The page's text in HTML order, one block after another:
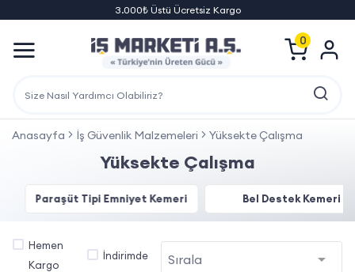
3.000₺ Üstü Ücretsiz Kargo
0
Anasayfa İş Güvenlik Malzemeleri Yüksekte Çalışma
Yüksekte Çalışma
Paraşüt Tipi Emniyet Kemeri Bel Destek Kemeri
Hemen
Kargo
İndirimde